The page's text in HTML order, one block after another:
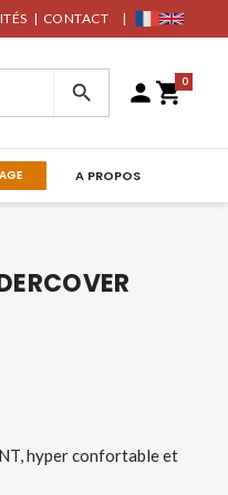
| CONTACT |
 0
A PROPOS
hyper confortable et